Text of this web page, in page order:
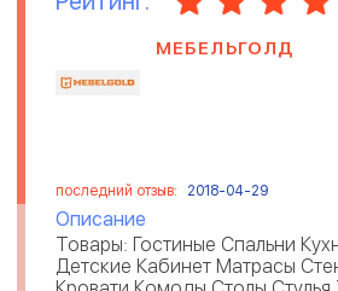
МЕБЕЛЬГОЛД
последний отзыв: 2018-04-29
Описание
Товары: Гостиные Спальни
Детские Кабинет Матрасы